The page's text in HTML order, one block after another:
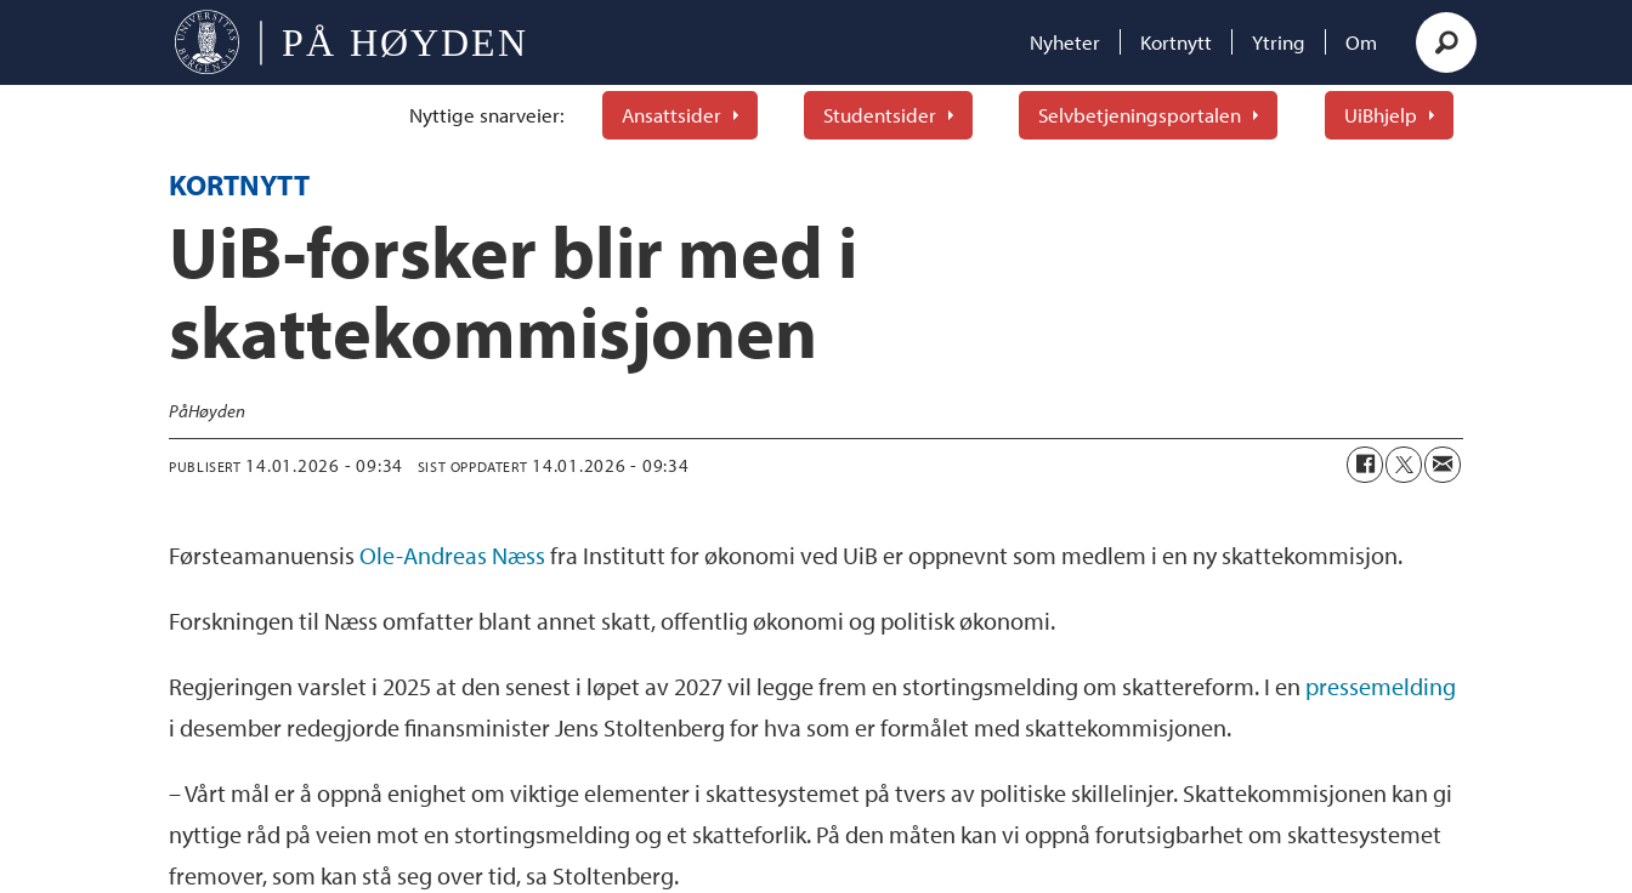
Nyheter Kortnytt Ytring Om
Nyttige snarveier: Ansattsider Studentsider Selvbetjeningsportalen UiBhjelp
KORTNYTT
UiB-forsker blir med i
skattekommisjonen
PåHøyden
PUBLISERT 14.01.2026 - 09:34 SIST OPPDATERT 14.01.2026 - 09:34
FørsteamanuensisOle-Andreas Næss fra Institutt for økonomi ved UiB er oppnevnt som medlem i en ny skattekommisjon.
Forskningen til Næss omfatter blant annet skatt, offentlig økonomi og politisk økonomi.
Regjeringen varslet i 2025 at den senest i løpet av 2027 vil legge frem en stortingsmelding om skattereform. I en pressemelding
i desember redegjorde finansminister Jens Stoltenberg for hva som er formålet med skattekommisjonen.
– Vårt mål er å oppnå enighet om viktige elementer i skattesystemet på tvers av politiske skillelinjer. Skattekommisjonen kan gi
nyttige råd på veien mot en stortingsmelding og et skatteforlik. På den måten kan vi oppnå forutsigbarhet om skattesystemet
fremover, som kan stå seg over tid, sa Stoltenberg.